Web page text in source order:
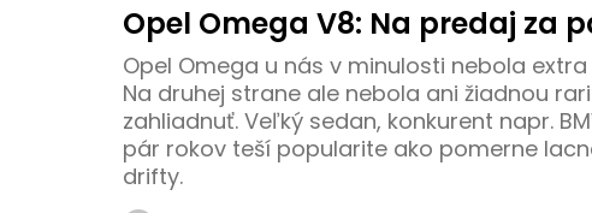
Opel Omega V8: Na predaj za
Opel Omega u nás v minulosti nebola
Na druhej strane ale nebola ani žiadnou
zahliadnuť. Veľký sedan, konkurent napr.
pár rokov teší popularite ako pomerne
drifty.